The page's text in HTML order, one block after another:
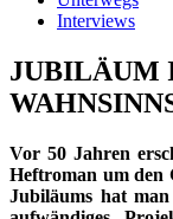
Interviews
JUBILÄUM
Vor 50 Jahren
Heftroman um den
Jubiläums hat